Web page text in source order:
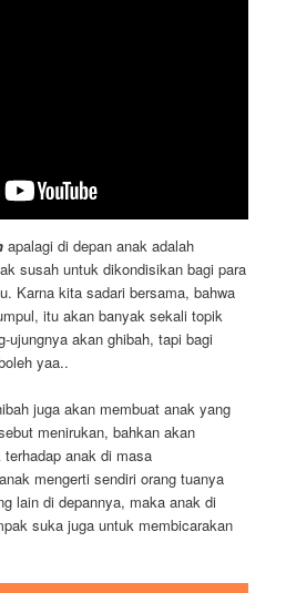
apalagi di depan anak adalah
susah untuk dikondisikan bagi para
Karna kita sadari bersama, bahwa
itu akan banyak sekali topik
ujungnya akan ghibah, tapi bagi
yaa..
juga akan membuat anak yang
menirukan, bahkan akan
anak di masa
mengerti sendiri orang tuanya
lain di depannya, maka anak di
suka juga untuk membicarakan